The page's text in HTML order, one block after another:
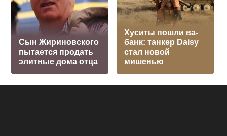
Сын Жириновского
пытается продать
элитные дома отца
Хуситы пошли ва-
банк: танкер Daisy
стал новой
мишенью